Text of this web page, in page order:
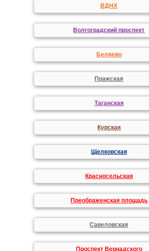
ВДНХ
Волгоградский проспект
Беляево
Пражская
Таганская
Курская
Щелковская
Красносельская
Преображенская площадь
Савеловская
Проспект Вернадского